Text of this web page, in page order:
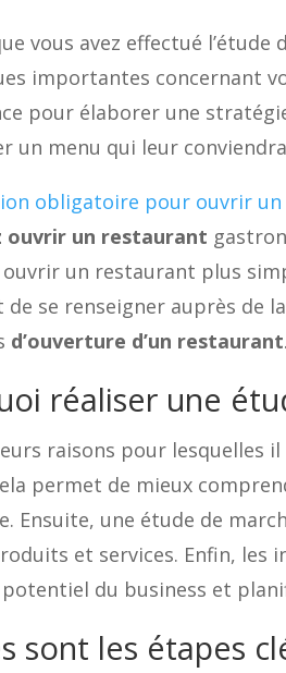
vous avez effectué
importantes concernant
pour élaborer une
un menu qui leur
obligatoire pour ouvrir
ouvrir un restaurant
un restaurant plus
se renseigner auprès de
d’ouverture d’un restaurant.
réaliser une
raisons pour lesquelles
permet de mieux
Ensuite, une étude de
et services. Enfin, les
potentiel du business et
sont les étapes